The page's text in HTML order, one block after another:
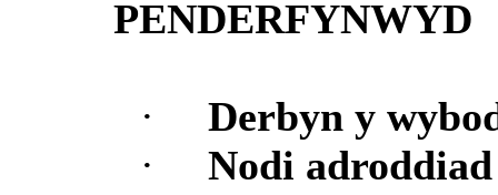
PENDERFYNWYD
· Derbyn y
·
Nodi adroddiad